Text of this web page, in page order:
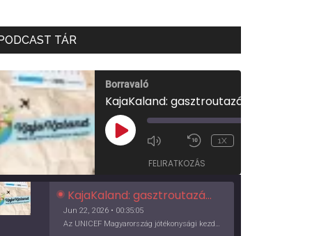
TÁR
Borravaló
PLAY
EPISODE
1X
FELIRATKOZÁS
KajaKaland: gasztroutazás a föld körül
Jun 22, 2026 • 00:35:05
Az UNICEF Magyarország jótékonysági kezdeményezése izgalmas, egész éves világkörüli ízutazásra hív, igazi családi program és gasztroedukáció, illetve segítség a rászorulóknak is egyben.